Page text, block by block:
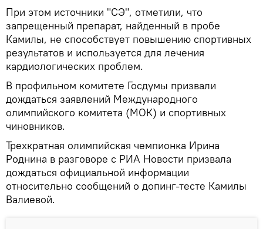
При этом источники "СЭ", отметили, что
запрещенный препарат, найденный в пробе
Камилы, не способствует повышению спортивных
результатов и используется для лечения
кардиологических проблем.
В профильном комитете Госдумы призвали
дождаться заявлений Международного
олимпийского комитета (МОК) и спортивных
чиновников.
Трехкратная олимпийская чемпионка Ирина
Роднина в разговоре с РИА Новости призвала
дождаться официальной информации
относительно сообщений о допинг-тесте Камилы
Валиевой.